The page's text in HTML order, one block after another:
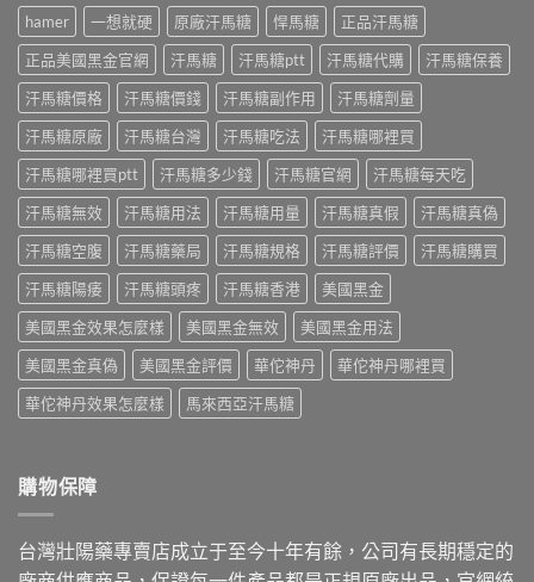
買、
副
作
用、
真
假
一
次
搞
懂〉
中
典
黑
金
版：
成
分、
用
法、
效
果
與
真
假
辨
別〉
中
｜
藥
師
實
際
使
用
三
個
月
心
得：
成
分、
吃
法、
副
作
用
與
真
別〉
中
日
怎
麼
吃？
藥
師
親
身
經
驗
談
每
日
保
養、
副
作
用
與
價
hamer 一想就硬 原廠汗馬糖 悍馬糖
正品汗馬糖
正品美國黑金官網
汗馬糖 汗馬糖ptt 汗馬糖代購
汗馬糖保養
汗馬糖價格
汗馬糖價錢 汗馬糖副作用
汗馬糖劑量
汗馬糖原廠
汗馬糖台灣 汗馬糖吃法
汗馬糖哪裡買
汗馬糖哪裡買ptt
汗馬糖多少錢 汗馬糖官網
汗馬糖每天吃
汗馬糖無效
汗馬糖用法 汗馬糖用量 汗馬糖真假
汗馬糖真偽
汗馬糖空腹
汗馬糖藥局 汗馬糖規格 汗馬糖評價
汗馬糖購買
汗馬糖陽痿
汗馬糖頭疼 汗馬糖香港
美國黑金
美國黑金效果怎麼樣
美國黑金無效
美國黑金用法
美國黑金真偽
美國黑金評價 華佗神丹
華佗神丹哪裡買
華佗神丹效果怎麼樣
馬來西亞汗馬糖
購物保障
台灣壯陽藥專賣店成立于至今十年有餘，公司有長期穩定的